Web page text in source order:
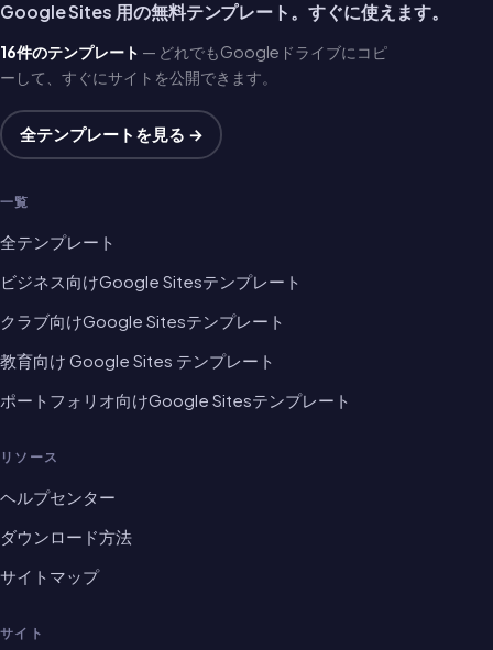
Google Sites 用の無料テンプレート。すぐに使えます。
16件のテンプレート — どれでもGoogleドライブにコピ
ーして、すぐにサイトを公開できます。
全テンプレートを見る →
一覧
全テンプレート
ビジネス向けGoogle Sitesテンプレート
クラブ向けGoogle Sitesテンプレート
教育向け Google Sites テンプレート
ポートフォリオ向けGoogle Sitesテンプレート
リソース
ヘルプセンター
ダウンロード方法
サイトマップ
サイト